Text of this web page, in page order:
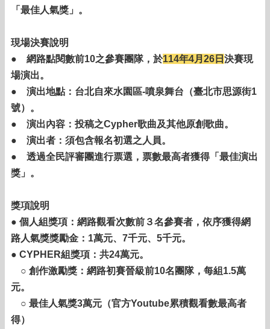
「最佳人氣獎」。
現場決賽說明
● 網路點閱數前10之參賽團隊，於114年4月26日 決賽現
場演出。
● 演出地點：台北自來水園區-噴泉舞台（臺北市思源街1
號）。
● 演出內容：投稿之Cypher歌曲及其他原創歌曲。
● 演出者：須包含報名初選之人員。
● 透過全民評審團進行票選，票數最高者獲得「最佳演出
獎」。
獎項說明
● 個人組獎項：網路觀看次數前３名參賽者，依序獲得網
路人氣獎獎勵金：1萬元、7千元、5千元。
● CYPHER組獎項：共24萬元。
○ 創作激勵獎：網路初賽晉級前10名團隊，每組1.5萬
元。
○ 最佳人氣獎3萬元（官方Youtube累積觀看數最高者
得）